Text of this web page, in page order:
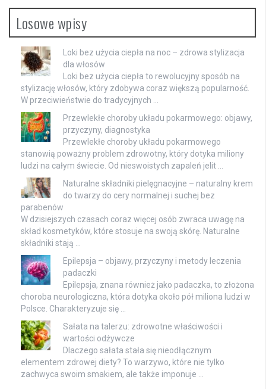
Losowe wpisy
Loki bez użycia ciepła na noc – zdrowa stylizacja
dla włosów
Loki bez użycia ciepła to rewolucyjny sposób na
stylizację włosów, który zdobywa coraz większą popularność.
W przeciwieństwie do tradycyjnych …
Przewlekłe choroby układu pokarmowego: objawy,
przyczyny, diagnostyka
Przewlekłe choroby układu pokarmowego
stanowią poważny problem zdrowotny, który dotyka miliony
ludzi na całym świecie. Od nieswoistych zapaleń jelit …
Naturalne składniki pielęgnacyjne – naturalny krem
do twarzy do cery normalnej i suchej bez
parabenów
W dzisiejszych czasach coraz więcej osób zwraca uwagę na
skład kosmetyków, które stosuje na swoją skórę. Naturalne
składniki stają …
Epilepsja – objawy, przyczyny i metody leczenia
padaczki
Epilepsja, znana również jako padaczka, to złożona
choroba neurologiczna, która dotyka około pół miliona ludzi w
Polsce. Charakteryzuje się …
Sałata na talerzu: zdrowotne właściwości i
wartości odżywcze
Dlaczego sałata stała się nieodłącznym
elementem zdrowej diety? To warzywo, które nie tylko
zachwyca swoim smakiem, ale także imponuje …